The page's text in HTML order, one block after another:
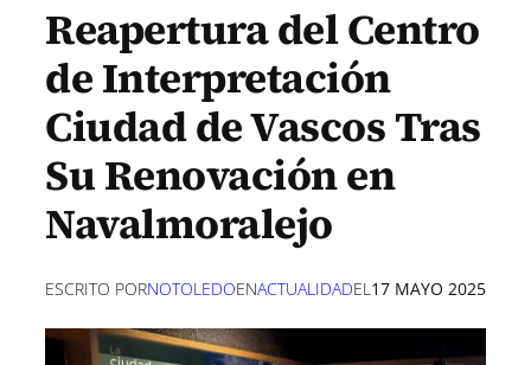
Reapertura del Centro
de Interpretación
Ciudad de Vascos Tras
Su Renovación en
Navalmoralejo
ESCRITO PORNOTOLEDOENACTUALIDADEL17 MAYO 2025